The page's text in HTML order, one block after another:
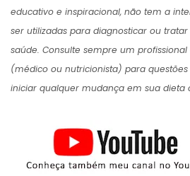
educativo e inspiracional, não tem a
ser utilizadas para diagnosticar ou
saúde. Consulte sempre um
(médico ou nutricionista) para
iniciar qualquer mudança em sua dieta